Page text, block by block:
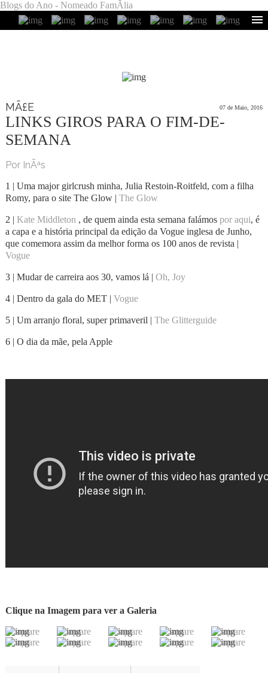
Blogs do Ano - Nomeado FamÃ­lia
MÃ£E 07 de Maio, 2016
LINKS GIROS PARA O FIM-DE-
SEMANA
Por InÃªs
1 | Uma major girlcrush minha, Julia Restoin-Roitfeld, com a filha
Romy, para o site The Glow | The Glow
2 | Kate Middleton, de quem ainda esta semana falámospor aqui, é
a capa e a história principal da edição da Vogue inglesa de Junho,
que comemora assim da melhor forma os 100 anos de revista |
Vogue
3 | Mudar de carreira aos 30, vamos lá | Oh, Joy
4 | Dentro da gala do MET | Vogue
5 | Um arranjo floral, super primaveril | The Glitterguide
6 | O dia da mãe, pela Apple
Clique na Imagem para ver a Galeria